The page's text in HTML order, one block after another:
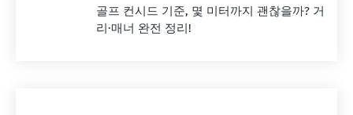
골프 컨시드 기준, 몇 미터까지 괜찮을까? 거
리·매너 완전 정리!